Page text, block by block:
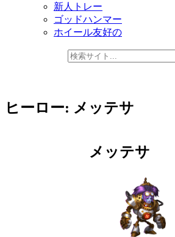
新人トレー
ゴッドハンマー
ホイール友好の
ヒーロー: メッテサ
メッテサ